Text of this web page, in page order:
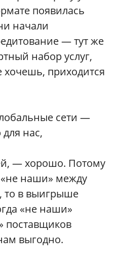
появилась
начали
— тут же
набор услуг,
приходится
сети —
нас,
— хорошо. Потому
наши» между
то в выигрыше
«не наши»
поставщиков
выгодно.